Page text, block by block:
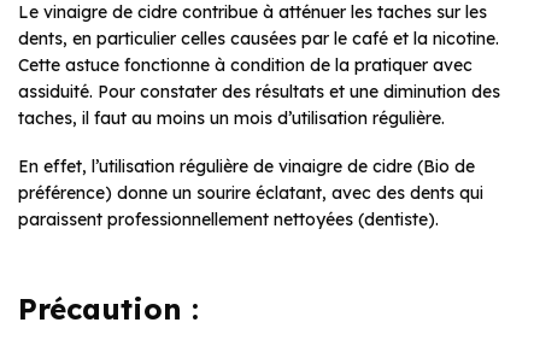
Le vinaigre de cidre contribue à atténuer les taches sur les
dents, en particulier celles causées par le café et la nicotine.
Cette astuce fonctionne à condition de la pratiquer avec
assiduité. Pour constater des résultats et une diminution des
taches, il faut au moins un mois d’utilisation régulière.
En effet, l’utilisation régulière de vinaigre de cidre (Bio de
préférence) donne un sourire éclatant, avec des dents qui
paraissent professionnellement nettoyées (dentiste).
Précaution :